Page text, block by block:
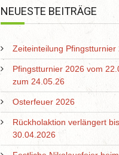
NEUESTE BEITRÄGE
Zeiteinteilung Pfingstturnier
Pfingstturnier 2026 vom
zum 24.05.26
Osterfeuer 2026
Rückholaktion verlängert
30.04.2026